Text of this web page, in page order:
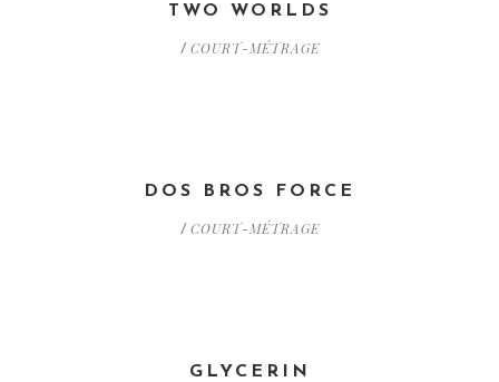
TWO WORLDS
/ COURT-MÉTRAGE
DOS BROS FORCE
/ COURT-MÉTRAGE
GLYCERIN